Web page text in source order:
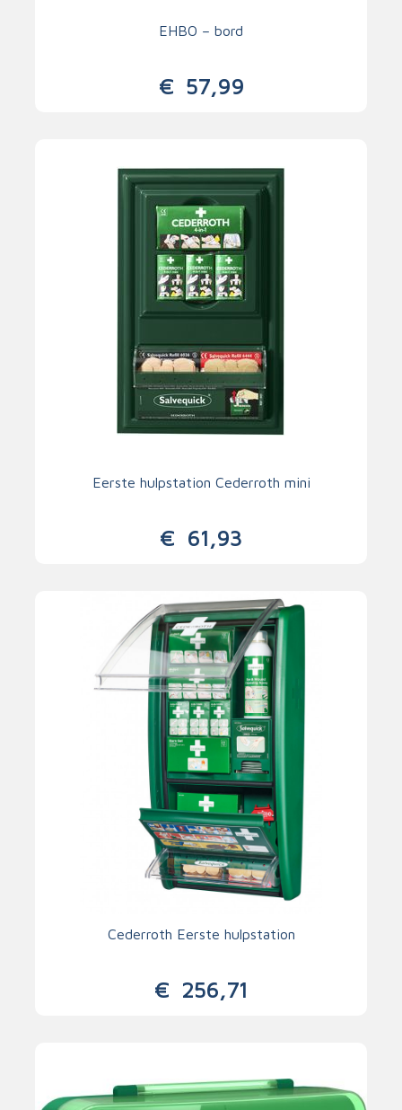
EHBO – bord
€57,99
Eerste hulpstation Cederroth mini
€ 61,93
Cederroth Eerste hulpstation
€ 256,71